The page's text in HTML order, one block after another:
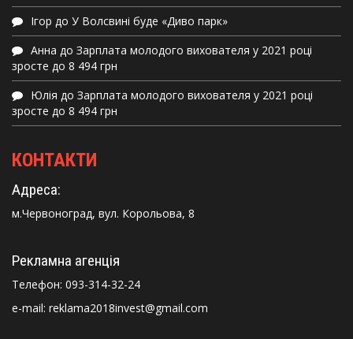
Ігор до У Волсвині буде «Диво парк»
Анна до Зарплата молодого вихователя у 2021 році
зросте до 8 494 грн
Юлія до Зарплата молодого вихователя у 2021 році
зросте до 8 494 грн
КОНТАКТИ
Адреса:
м.Червоноград, вул. Корольова, 8
Рекламна агенція
Телефон: 093-314-32-24
e-mail: reklama2018invest@gmail.com